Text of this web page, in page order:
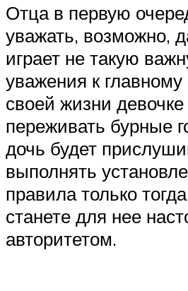
Отца в первую
уважать, возможно,
играет не такую
уважения к
своей жизни
переживать бурные
дочь будет
выполнять
правила только
станете для нее
авторитетом.